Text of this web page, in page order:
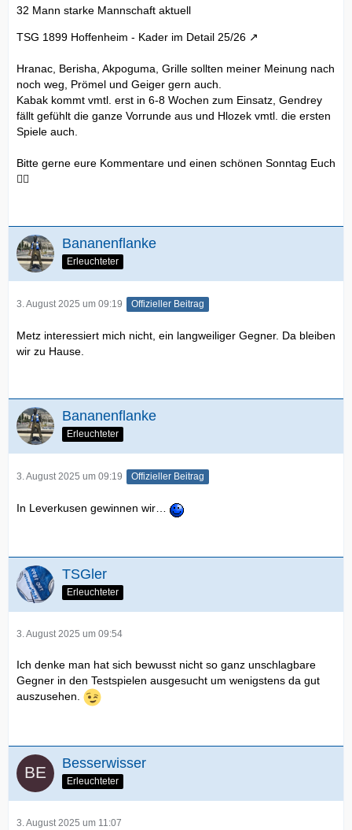
32 Mann starke Mannschaft aktuell
TSG 1899 Hoffenheim - Kader im Detail 25/26
Hranac, Berisha, Akpoguma, Grille sollten meiner Meinung nach
noch weg, Prömel und Geiger gern auch.
Kabak kommt vmtl. erst in 6-8 Wochen zum Einsatz, Gendrey
fällt gefühlt die ganze Vorrunde aus und Hlozek vmtl. die ersten
Spiele auch.
Bitte gerne eure Kommentare und einen schönen Sonntag Euch
🙋‍♂️
Bananenflanke
Erleuchteter
3. August 2025 um 09:19 Offizieller Beitrag
Metz interessiert mich nicht, ein langweiliger Gegner. Da bleiben
wir zu Hause.
Bananenflanke
Erleuchteter
3. August 2025 um 09:19 Offizieller Beitrag
In Leverkusen gewinnen wir…
TSGler
Erleuchteter
3. August 2025 um 09:54
Ich denke man hat sich bewusst nicht so ganz unschlagbare
Gegner in den Testspielen ausgesucht um wenigstens da gut
auszusehen.
Besserwisser
Erleuchteter
3. August 2025 um 11:07